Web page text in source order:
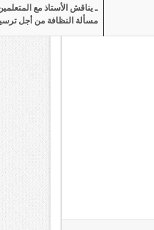
ـ يناقش الأستاذ مع
مسألة النظافة من أجل